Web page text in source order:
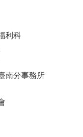
利科
南分事務所